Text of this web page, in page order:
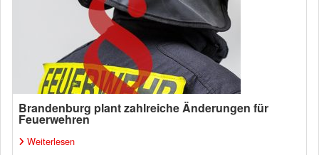
Brandenburg plant zahlreiche Änderungen für
Feuerwehren
Weiterlesen